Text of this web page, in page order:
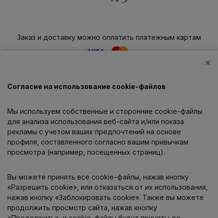
Заказ и доставку можно оплатить платежным картам
Каталог
О компании
Информация
Контакты
×
Согласие на использование cookie-файлов
Мы используем собственные и сторонние cookie-файлы
для анализа использования веб-сайта и/или показа
рекламы с учетом ваших предпочтений на основе
профиля, составленного согласно вашим привычкам
просмотра (например, посещенных страниц).
Вы можете принять все cookie-файлы, нажав кнопку
«Разрешить cookie», или отказаться от их использования,
нажав кнопку «Заблокировать cookie». Также вы можете
продолжить просмотр сайта, нажав кнопку